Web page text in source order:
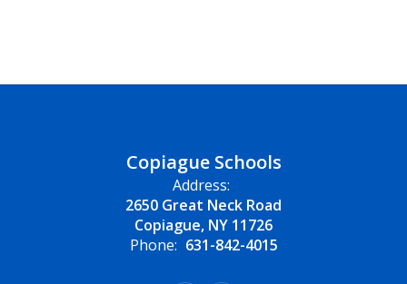
Copiague Schools
Address:
2650 Great Neck Road
Copiague, NY 11726
Phone: 631-842-4015